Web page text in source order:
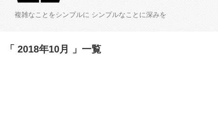
複雑なことをシンプルに シンプルなことに深みを
「 2018年10月 」一覧